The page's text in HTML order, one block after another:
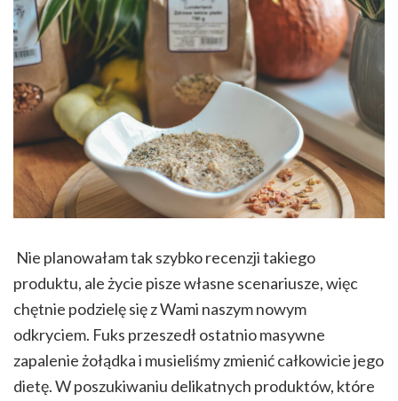
Nie planowałam tak szybko recenzji takiego
produktu, ale życie pisze własne scenariusze, więc
chętnie podzielę się z Wami naszym nowym
odkryciem. Fuks przeszedł ostatnio masywne
zapalenie żołądka i musieliśmy zmienić całkowicie jego
dietę. W poszukiwaniu delikatnych produktów, które